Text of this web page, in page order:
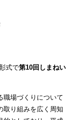
式で第10回しまねい
職場づくりについて
取り組みを広く周知